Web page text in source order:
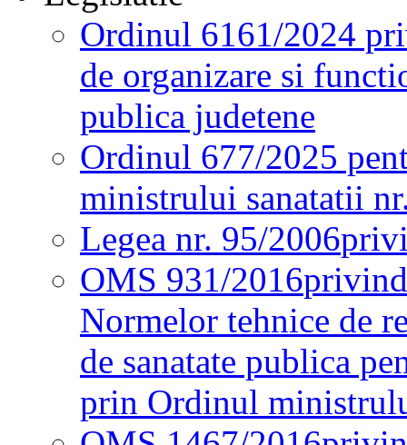
Ordinul 6161/2024
de organizare si
publica judetene
Ordinul 677/2025
ministrului sanatatii
Legea nr. 95/2006
OMS 931/2016
Normelor tehnice de
de sanatate publica
prin Ordinul